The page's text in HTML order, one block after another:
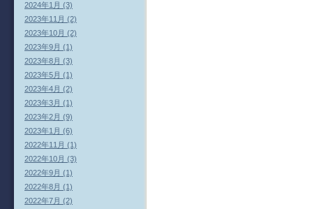
2024年1月 (3)
2023年11月 (2)
2023年10月 (2)
2023年9月 (1)
2023年8月 (3)
2023年5月 (1)
2023年4月 (2)
2023年3月 (1)
2023年2月 (9)
2023年1月 (6)
2022年11月 (1)
2022年10月 (3)
2022年9月 (1)
2022年8月 (1)
2022年7月 (2)